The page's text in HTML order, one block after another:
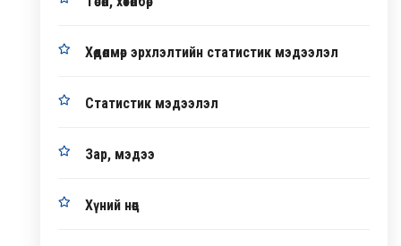
Хөдөлмөр эрхлэлтийн статистик мэдээлэл
Статистик мэдээлэл
Зар, мэдээ
Хүний нөөц